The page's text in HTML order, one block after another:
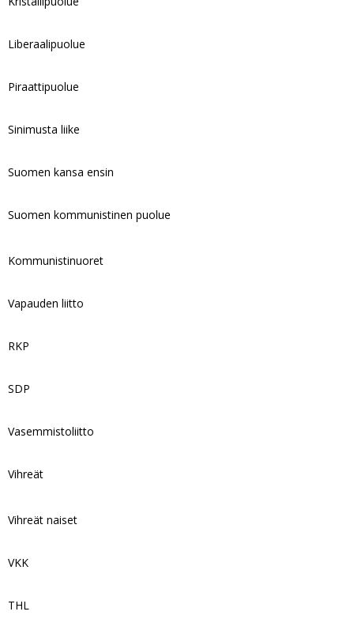
Liberaalipuolue
Piraattipuolue
Sinimusta liike
Suomen kansa ensin
Suomen kommunistinen puolue
Kommunistinuoret
Vapauden liitto
RKP
SDP
Vasemmistoliitto
Vihreät
Vihreät naiset
VKK
THL